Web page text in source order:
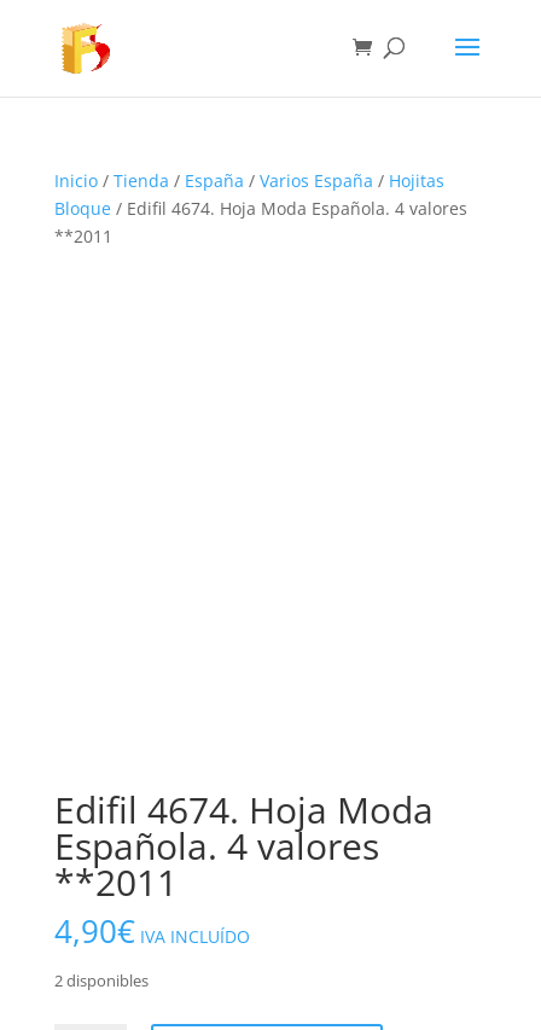
Inicio/ Tienda / España / Varios España / Hojitas
Bloque/ Edifil 4674. Hoja Moda Española. 4 valores
**2011
Edifil 4674. Hoja Moda
Española. 4 valores
**2011
4,90€ IVA INCLUÍDO
2 disponibles